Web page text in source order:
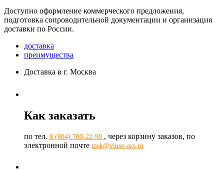
Доступно оформление коммерческого предложения,
подготовка сопроводительной документации и организация
доставки по России.
доставка
преимущества
Доставка в г. Москва
Как заказать
по тел. 8 (804) 700-22-90 , через корзину заказов, по
электронной почте msk@vinso-azs.ru